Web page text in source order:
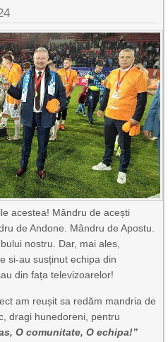
acestea! Mândru de acești
de Andone. Mândru de Apostu.
nostru. Dar, mai ales,
si-au susținut echipa din
din fața televizoarelor!
am reușit sa redăm mandria de
dragi hunedoreni, pentru
O comunitate, O echipa!”